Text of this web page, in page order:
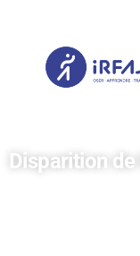
Disparition